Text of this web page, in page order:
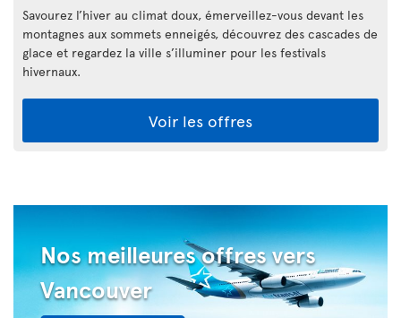
Savourez l’hiver au climat doux, émerveillez-vous devant les
montagnes aux sommets enneigés, découvrez des cascades de
glace et regardez la ville s’illuminer pour les festivals
hivernaux.
Voir les offres
Nos meilleures offres vers
Vancouver